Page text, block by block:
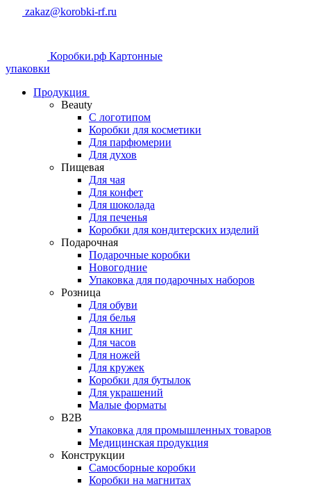
zakaz@korobki-rf.ru
Коробки.рф Картонные
упаковки
Продукция
Beauty
С логотипом
Коробки для косметики
Для парфюмерии
Для духов
Пищевая
Для чая
Для конфет
Для шоколада
Для печенья
Коробки для кондитерских изделий
Подарочная
Подарочные коробки
Новогодние
Упаковка для подарочных наборов
Розница
Для обуви
Для белья
Для книг
Для часов
Для ножей
Для кружек
Коробки для бутылок
Для украшений
Малые форматы
B2B
Упаковка для промышленных товаров
Медицинская продукция
Конструкции
Самосборные коробки
Коробки на магнитах